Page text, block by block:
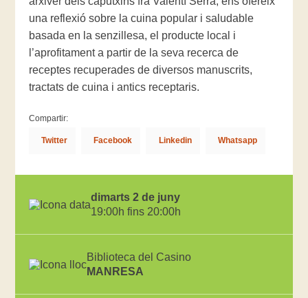
una reflexió sobre la cuina popular i saludable
basada en la senzillesa, el producte local i
l’aprofitament a partir de la seva recerca de
receptes recuperades de diversos manuscrits,
tractats de cuina i antics receptaris.
Compartir:
Twitter Facebook Linkedin Whatsapp
dimarts 2 de juny
19:00h fins 20:00h
Biblioteca del Casino
MANRESA